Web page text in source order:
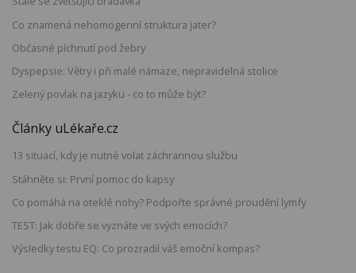
Co znamená nehomogenní struktura jater?
Občasné píchnutí pod žebry
Dyspepsie: Větry i při malé námaze, nepravidelná stolice
Zelený povlak na jazyku - co to může být?
Články uLékaře.cz
13 situací, kdy je nutné volat záchrannou službu
Stáhněte si: První pomoc do kapsy
Co pomáhá na oteklé nohy? Podpořte správné proudění lymfy
TEST: Jak dobře se vyznáte ve svých emocích?
Výsledky testu EQ: Co prozradil váš emoční kompas?